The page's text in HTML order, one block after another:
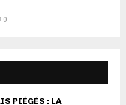
0
PIÉGÉS : LA